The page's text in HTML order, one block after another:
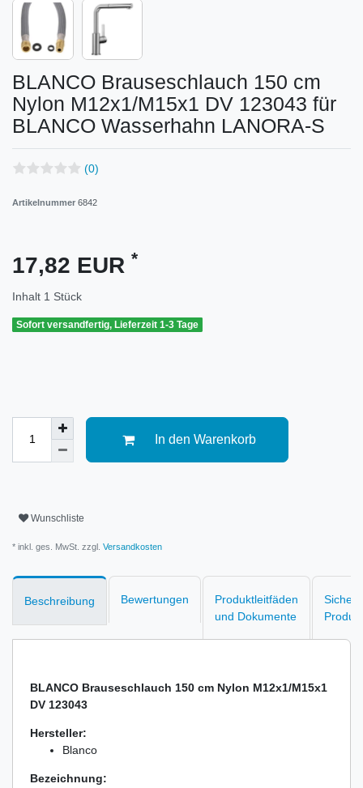
BLANCO Brauseschlauch 150 cm
Nylon M12x1/M15x1 DV 123043 für
BLANCO Wasserhahn LANORA-S
(0)
Artikelnummer 6842
17,82 EUR *
Inhalt 1 Stück
Sofort versandfertig, Lieferzeit 1-3 Tage
In den Warenkorb
Wunschliste
* inkl. ges. MwSt. zzgl. Versandkosten
Beschreibung Bewertungen
Produktleitfäden
und Dokumente
BLANCO Brauseschlauch 150 cm Nylon M12x1/M15x1
DV 123043
Hersteller:
Blanco
Bezeichnung: